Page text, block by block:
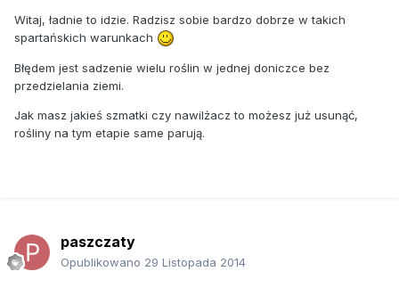
Witaj, ładnie to idzie. Radzisz sobie bardzo dobrze w takich
spartańskich warunkach
Błędem jest sadzenie wielu roślin w jednej doniczce bez
przedzielania ziemi.
Jak masz jakieś szmatki czy nawilżacz to możesz już usunąć,
rośliny na tym etapie same parują.
paszczaty
Opublikowano 29 Listopada 2014